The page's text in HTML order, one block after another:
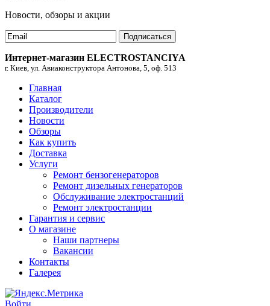
Новости, обзоры и акции
Подписаться
Интернет-магазин ELECTROSTANCIYA
г. Киев, ул. Авиаконструктора Антонова, 5, оф. 513
Главная
Каталог
Производители
Новости
Обзоры
Как купить
Доставка
Услуги
Ремонт бензогенераторов
Ремонт дизельных генераторов
Обслуживание электростанций
Ремонт электростанции
Гарантия и сервис
О магазине
Наши партнеры
Вакансии
Контакты
Галерея
Войти